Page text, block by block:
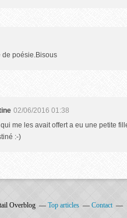
de poésie.Bisous
02/06/2016 01:38
me les avait offert a eu une petite
:-)
Overblog Top articles Contact